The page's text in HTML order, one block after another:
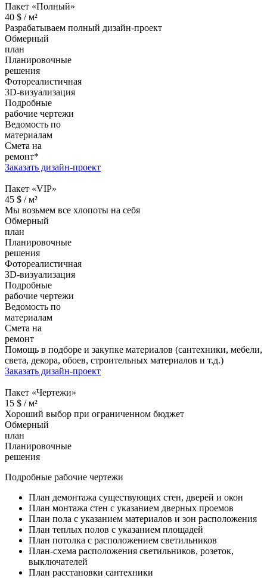
Пакет «Полный»
40 $ /м²
Разрабатываем полный дизайн-проект
Обмерный
план
Планировочные
решения
Фотореалистичная
3D-визуализация
Подробные
рабочие чертежи
Ведомость по
материалам
Смета на
ремонт*
Заказать дизайн-проект
Пакет «VIP»
45 $ /м²
Мы возьмем все хлопоты на себя
Обмерный
план
Планировочные
решения
Фотореалистичная
3D-визуализация
Подробные
рабочие чертежи
Ведомость по
материалам
Смета на
ремонт
Помощь в подборе и закупке материалов (сантехники, мебели,
света, декора, обоев, строительных материалов и т.д.)
Заказать дизайн-проект
Пакет «Чертежи»
15 $ /м²
Хороший выбор при ограниченном бюджет
Обмерный
план
Планировочные
решения
Подробные рабочие чертежи
План демонтажа существующих стен, дверей и окон
План монтажа стен с указанием дверных проемов
План пола с указанием материалов и зон расположения
План теплых полов с указанием площадей
План потолка с расположением светильников
План-схема расположения светильников, розеток,
выключателей
План расстановки сантехники